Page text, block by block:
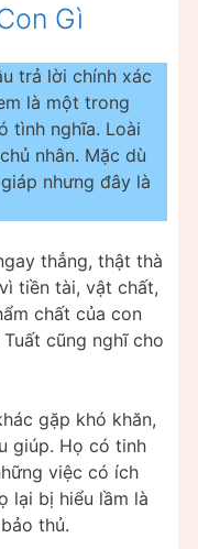
Gì
trả lời chính xác
là một trong
tình nghĩa. Loài
nhân. Mặc dù
nhưng đây là
thẳng, thật thà
tiền tài, vật chất,
chất của con
cũng nghĩ cho
gặp khó khăn,
giúp. Họ có tinh
việc có ích
lại bị hiểu lầm là
thủ.